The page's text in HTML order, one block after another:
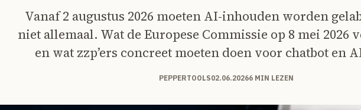
Vanaf 2 augustus 2026 moeten AI-inhouden worden
niet allemaal. Wat de Europese Commissie op 8 mei 2026
en wat zzp’ers concreet moeten doen voor chatbot en
PEPPERTOOLS02.06.20266 MIN LEZEN